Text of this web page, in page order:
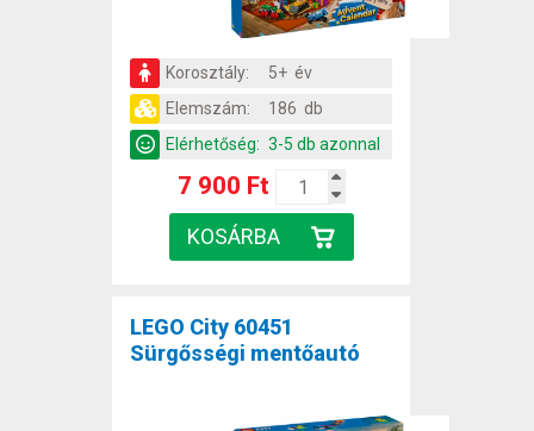
Korosztály:
5+ év
Elemszám:
186 db
Elérhetőség: 3-5 db azonnal
7 900 Ft
LEGO City 60451
Sürgősségi mentőautó